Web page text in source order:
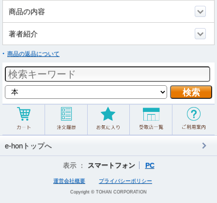
商品の内容
著者紹介
商品の返品について
e-honトップへ
表示 ： スマートフォン PC
運営会社概要 プライバシーポリシー
Copyright © TOHAN CORPORATION